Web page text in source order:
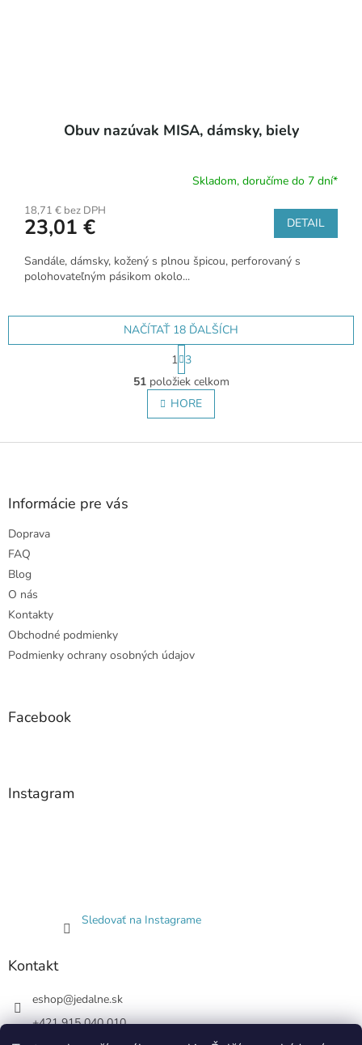
Obuv nazúvak MISA, dámsky, biely
Skladom, doručíme do 7 dní*
18,71 € bez DPH
23,01 € DETAIL
Sandále, dámsky, kožený s plnou špicou, perforovaný s
polohovateľným pásikom okolo...
O
v
l
á
s
u
NAČÍTAŤ 18 ĎALŠÍCH
S
t
r
á
n
k
v
1 3
51položiek celkom
HORE
Z
Informácie pre vás
Doprava
FAQ
Blog
O nás
Kontakty
Obchodné podmienky
Podmienky ochrany osobných údajov
Facebook
Instagram
Sledovať na Instagrame
Kontakt
eshop@jedalne.sk
+421 915 040 010